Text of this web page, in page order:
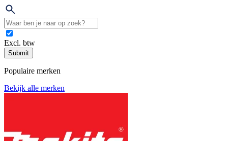
Excl. btw
Submit
Populaire merken
Bekijk alle merken